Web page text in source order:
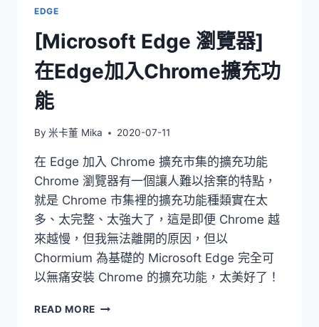
EDGE
[Microsoft Edge 瀏覽器]
在Edge加入Chrome擴充功
能
By 米卡董 Mika 2020-07-11
在 Edge 加入 Chrome 擴充市集的擴充功能
Chrome 瀏覽器有一個讓人難以捨棄的特點，
就是 Chrome 市集裡的擴充功能種類實在太
多、太完整、太強大了，這是即便 Chrome 越
來越慢，但我無法離開的原因，但以
Chormium 為基礎的 Microsoft Edge 完全可
以無痛安裝 Chrome 的擴充功能，太美好了！
READ MORE [MICROSOFT